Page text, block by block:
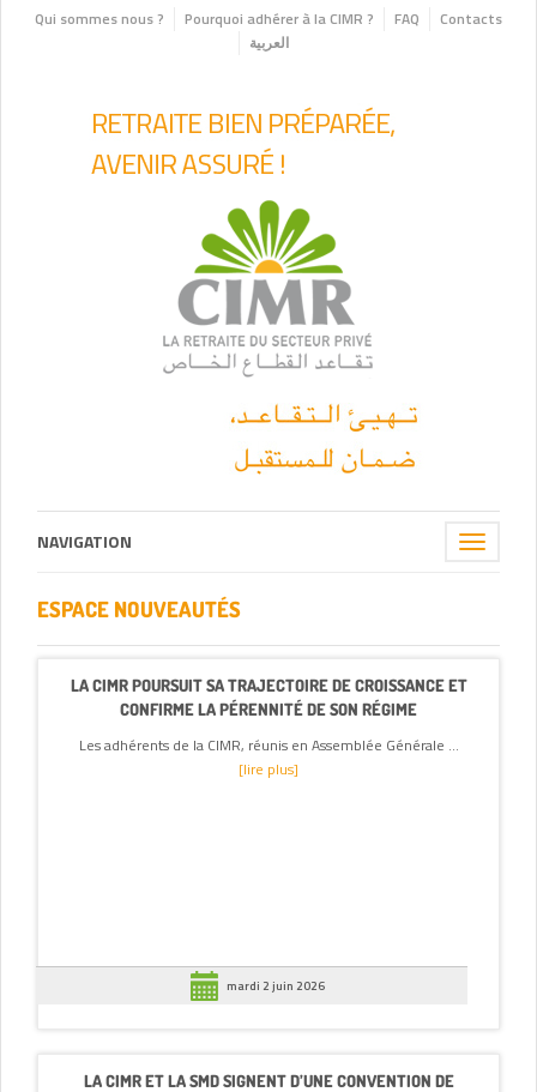
Qui sommes nous ? Pourquoi adhérer à la CIMR ? FAQ
Contacts
العربية
Toggle
NAVIGATION
ESPACE NOUVEAUTÉS
LA CIMR POURSUIT SA TRAJECTOIRE DE CROISSANCE ET
CONFIRME LA PÉRENNITÉ DE SON RÉGIME
Les adhérents de la CIMR, réunis en Assemblée Générale ...
[lire plus]
mardi 2 juin 2026
LA CIMR ET LA SMD SIGNENT D’UNE CONVENTION DE